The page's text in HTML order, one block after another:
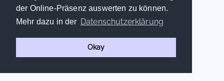
der Online-Präsenz auswerten zu können.
Mehr dazu in der Datenschutzerklärung
Okay